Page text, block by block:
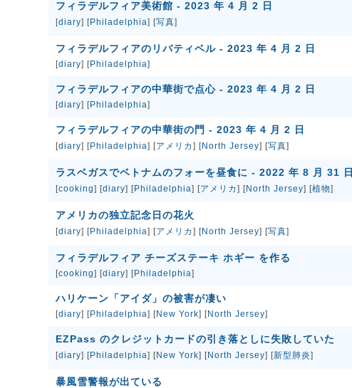
フィラデルフィア美術館 - 2023 年 4 月 2 日
[diary] [Philadelphia] [写真]
フィラデルフィアのリバティベル - 2023 年 4 月 2 日
[diary] [Philadelphia]
フィラデルフィアの中華街で点心 - 2023 年 4 月 2 日
[diary] [Philadelphia]
フィラデルフィアの中華街の門 - 2023 年 4 月 2 日
[diary] [Philadelphia] [アメリカ ] [North Jersey] [写真]
ラスベガスでベトナムのフォーを昼食に - 2022 年 8 月 31 日
[cooking] [diary] [Philadelphia] [アメリカ ] [North Jersey] [植物]
アメリカの独立記念日の花火
[diary] [Philadelphia] [アメリカ ] [North Jersey] [写真]
フィラデルフィア チーズステーキ ホギー を作る
[cooking] [diary] [Philadelphia]
ハリケーン「アイダ」の被害が凄い
[diary] [Philadelphia] [New York] [North Jersey]
EZPass のクレジットカードの引き落としに失敗していた
[diary] [Philadelphia] [New York] [North Jersey] [新型肺炎]
暴風雪警報が出ている